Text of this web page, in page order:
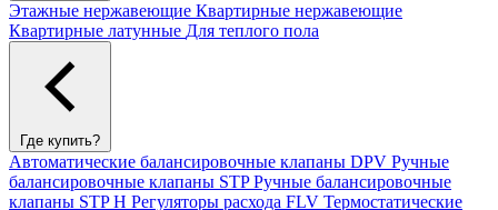
Этажные нержавеющие Квартирные нержавеющие
Квартирные латунные Для теплого пола
Где купить?
Автоматические балансировочные клапаны DPV Ручные
балансировочные клапаны STPРучные балансировочные
клапаны STP H Регуляторы расхода FLV Термостатические